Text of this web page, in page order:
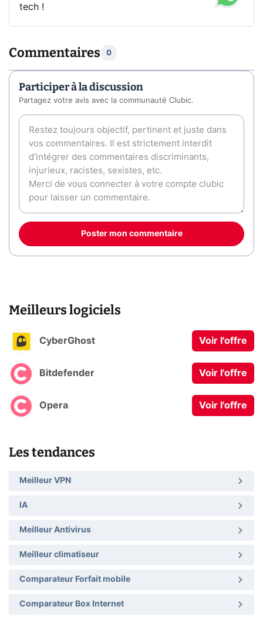
tech !
Commentaires 0
Participer à la discussion
Partagez votre avis avec la communauté Clubic.
Poster mon commentaire
Meilleurs logiciels
CyberGhost Voir l'offre
Bitdefender Voir l'offre
Opera Voir l'offre
Les tendances
Meilleur VPN
IA
Meilleur Antivirus
Meilleur climatiseur
Comparateur Forfait mobile
Comparateur Box Internet